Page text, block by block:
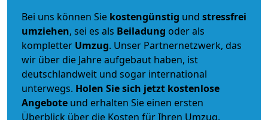
Bei uns können Sie kostengünstig und stressfrei
umziehen, sei es als Beiladung oder als
kompletter Umzug. Unser Partnernetzwerk, das
wir über die Jahre aufgebaut haben, ist
deutschlandweit und sogar international
unterwegs. Holen Sie sich jetzt kostenlose
Angebote und erhalten Sie einen ersten
Überblick über die Kosten für Ihren Umzug.